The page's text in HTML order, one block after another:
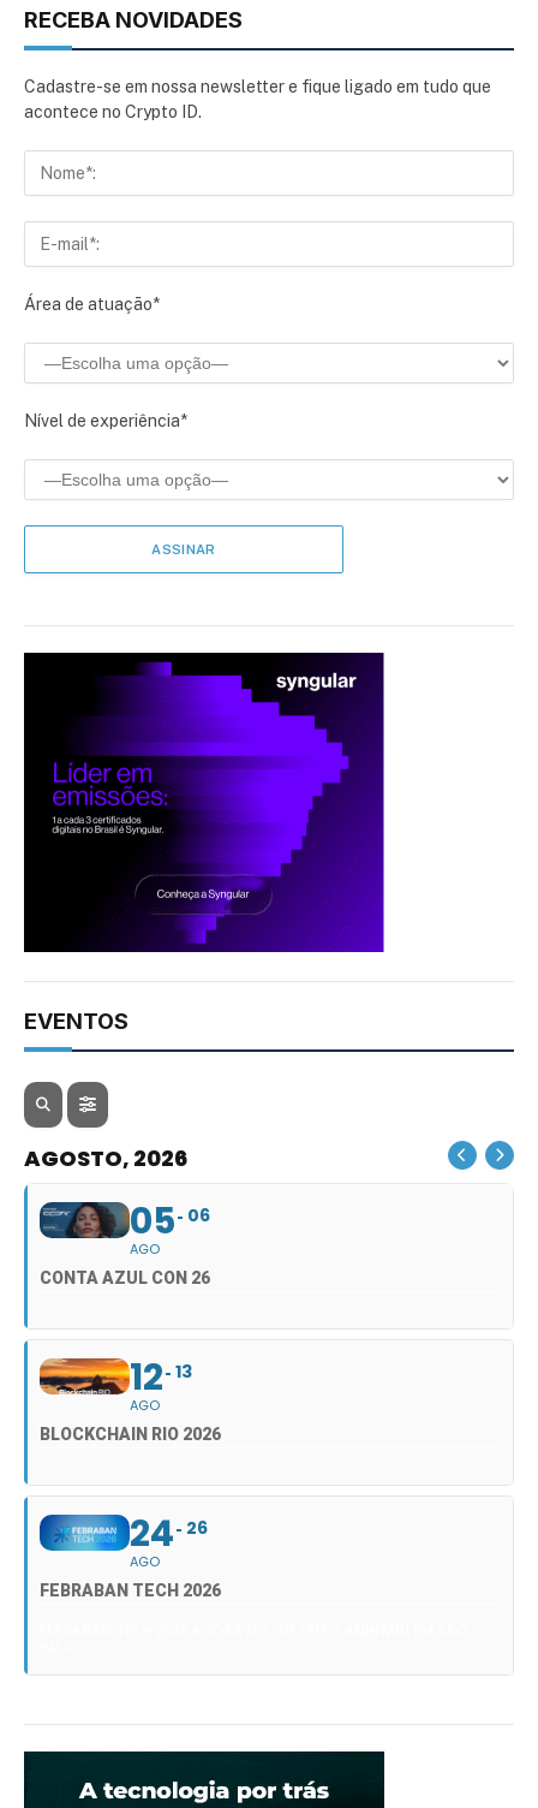
RECEBA NOVIDADES
Cadastre-se em nossa newsletter e fique ligado em tudo que
acontece no Crypto ID.
Área de atuação*
Nível de experiência*
EVENTOS
AGOSTO, 2026
05
AGO
06
CONTA AZUL CON 26
12
AGO
13
BLOCKCHAIN RIO 2026
24
AGO
26
FEBRABAN TECH 2026